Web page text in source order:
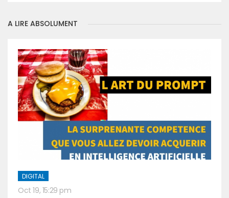
A LIRE ABSOLUMENT
DIGITAL
Oct 19, 15:29 pm